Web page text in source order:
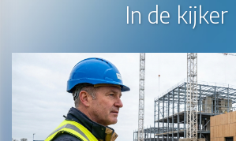
In de kijker